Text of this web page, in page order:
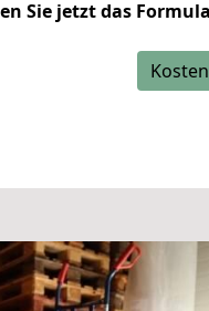
Sie jetzt das